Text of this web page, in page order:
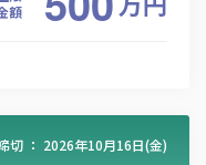
ウンロード
額
切 ： 2026年10月16日(金)